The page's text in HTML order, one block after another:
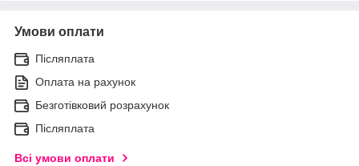
Умови оплати
Післяплата
Оплата на рахунок
Безготівковий розрахунок
Післяплата
Всі умови оплати